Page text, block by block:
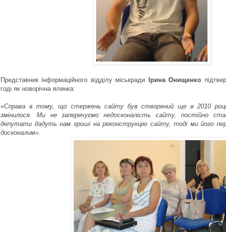
Представник інформаційного відділу міськради Ірина Онищенко
годі як новорічна ялинка:
«Справа в тому, що стержень сайту був створений ще в 2010
змінилося. Ми не заперечуємо недосконалість сайту, постійно
депутати дадуть нам гроші на реконструкцію сайту, тоді ми його
досконалим».